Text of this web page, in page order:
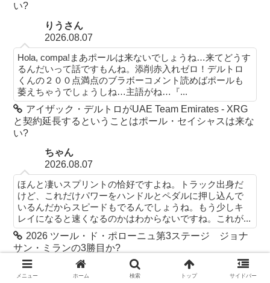
い?
りうさん
2026.08.07
Hola, compa!まあポールは来ないでしょうね…来てどうす
るんだいって話ですもんね。添削赤入れゼロ！デルトロ
くんの２００点満点のブラボーコメント読めばポールも
萎えちゃうでしょうしね…主語がね…『...
アイザック・デルトロがUAE Team Emirates - XRG
と契約延長するということはポール・セイシャスは来な
い?
ちゃん
2026.08.07
ほんと凄いスプリントの恰好ですよね。トラック出身だ
けど、これだけパワーをハンドルとペダルに押し込んで
いるんだからスピードもでるんでしょうね。もう少しキ
レイになると速くなるのかはわからないですね。これが...
2026 ツール・ド・ポローニュ第3ステージ ジョナ
サン・ミランの3勝目か?
メニュー ホーム 検索 トップ サイドバー